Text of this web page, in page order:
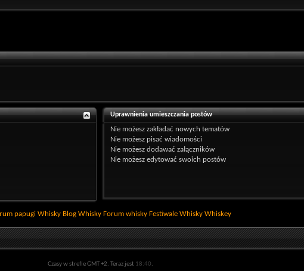
Uprawnienia umieszczania postów
Nie możesz zakładać nowych tematów
Nie możesz pisać wiadomości
Nie możesz dodawać załączników
Nie możesz edytować swoich postów
papugi Whisky Blog Whisky Forum whisky Festiwale Whisky Whiskey
Czasy w strefie GMT +2. Teraz jest 18:40.